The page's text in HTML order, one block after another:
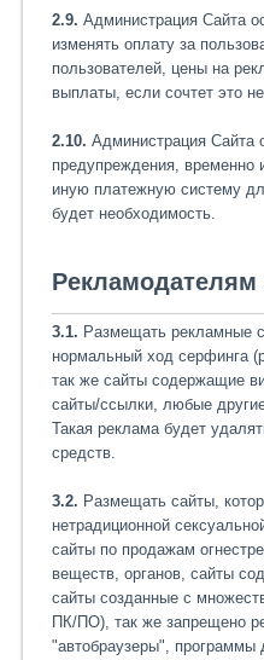
2.9. Администрация Сайта
изменять оплату за
пользователей, цены на
выплаты, если сочтет это
2.10. Администрация Сайта
предупреждения, временно
иную платежную систему
будет необходимость.
Рекламодателям
3.1. Размещать рекламные
нормальный ход серфинга
так же сайты содержащие
сайты/ссылки, любые
Такая реклама будет
средств.
3.2. Размещать сайты,
нетрадиционной
сайты по продажам
веществ, органов, сайты
сайты созданные с
ПК/ПО), так же запрещено
"автобраузеры",